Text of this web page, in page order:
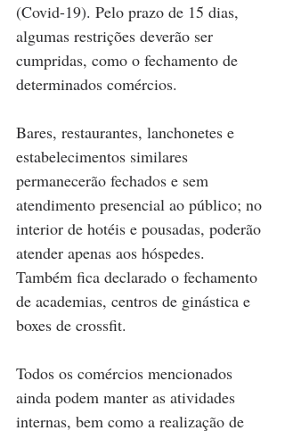
(Covid-19). Pelo prazo de 15 dias,
algumas restrições deverão ser
cumpridas, como o fechamento de
determinados comércios.
Bares, restaurantes, lanchonetes e
estabelecimentos similares
permanecerão fechados e sem
atendimento presencial ao público; no
interior de hotéis e pousadas, poderão
atender apenas aos hóspedes.
Também fica declarado o fechamento
de academias, centros de ginástica e
boxes de crossfit.
Todos os comércios mencionados
ainda podem manter as atividades
internas, bem como a realização de